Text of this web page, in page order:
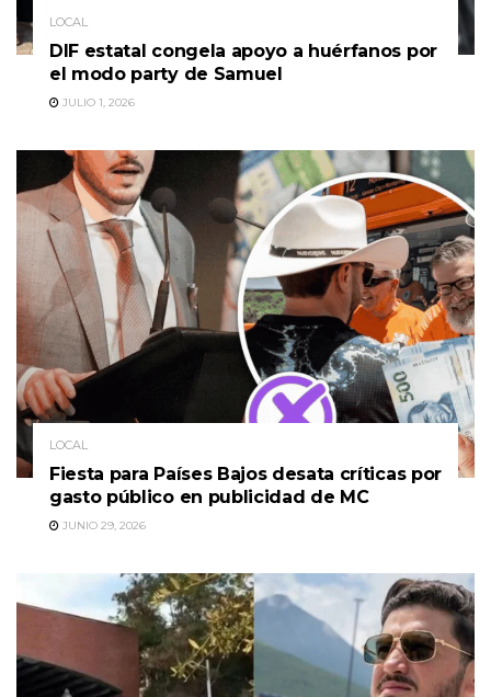
LOCAL
DIF estatal congela apoyo a huérfanos por
el modo party de Samuel
JULIO 1, 2026
LOCAL
Fiesta para Países Bajos desata críticas por
gasto público en publicidad de MC
JUNIO 29, 2026